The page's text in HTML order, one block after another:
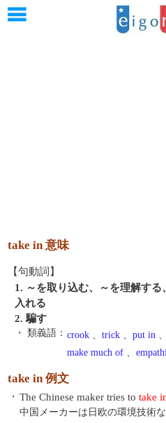
take in 意味
【句動詞】
1. ～を取り込む、～を理解す
入れる
2. 騙す
・ 類義語： crook 、 trick 、 put in 、
make much of 、
take in 例文
・ The Chinese maker tries to take
中国メーカーは日欧の環境技術な